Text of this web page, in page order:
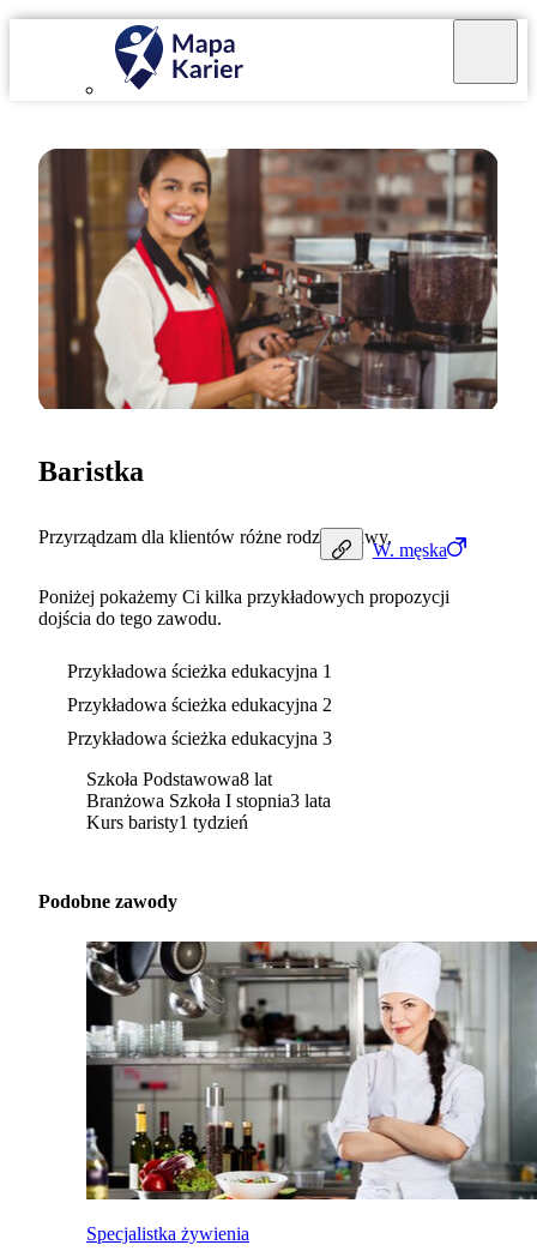
W. męska
Baristka
Przyrządzam dla klientów różne rodzaje kawy.
Poniżej pokażemy Ci kilka przykładowych propozycji
dojścia do tego zawodu.
Przykładowa ścieżka edukacyjna 1
Przykładowa ścieżka edukacyjna 2
Przykładowa ścieżka edukacyjna 3
Szkoła Podstawowa8 lat
Branżowa Szkoła I stopnia3 lata
Kurs baristy1 tydzień
Podobne zawody
Specjalistka żywienia